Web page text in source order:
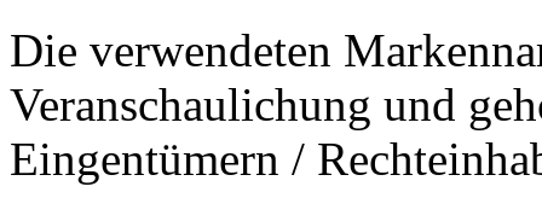
Die verwendeten
Veranschaulichung und
Eingentümern /